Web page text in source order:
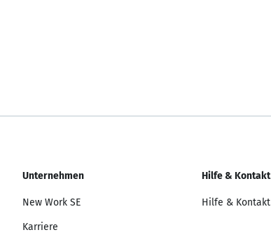
Unternehmen
New Work SE
Karriere
Hilfe & Kontakt
Hilfe & Kontakt